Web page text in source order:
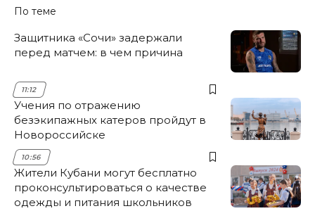
По теме
Защитника «Сочи» задержали
перед матчем: в чем причина
11:12
Учения по отражению
безэкипажных катеров пройдут в
Новороссийске
10:56
Жители Кубани могут бесплатно
проконсультироваться о качестве
одежды и питания школьников